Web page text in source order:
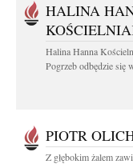
HALINA
Halina Hanna
Pogrzeb odbędzie się
PIOTR
Z głębokim żalem